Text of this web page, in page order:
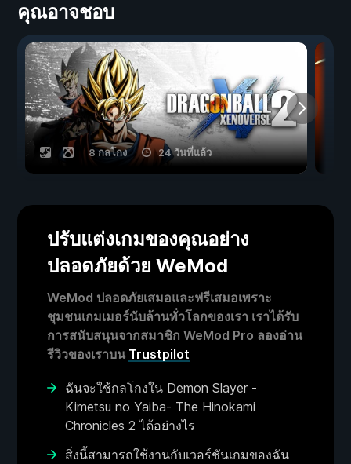
คุณอาจชอบ
8 กลโกง 24 วันที่แล้ว
ปรับแต่งเกมของคุณอย่าง
ปลอดภัยด้วย WeMod
WeMod ปลอดภัยเสมอและฟรีเสมอเพราะ
ชุมชนเกมเมอร์นับล้านทั่วโลกของเรา เราได้รับ
การสนับสนุนจากสมาชิก WeMod Pro ลองอ่าน
รีวิวของเราบน Trustpilot
ฉันจะใช้กลโกงใน Demon Slayer -
Kimetsu no Yaiba- The Hinokami
Chronicles 2 ได้อย่างไร
สิ่งนี้สามารถใช้งานกับเวอร์ชันเกมของฉัน